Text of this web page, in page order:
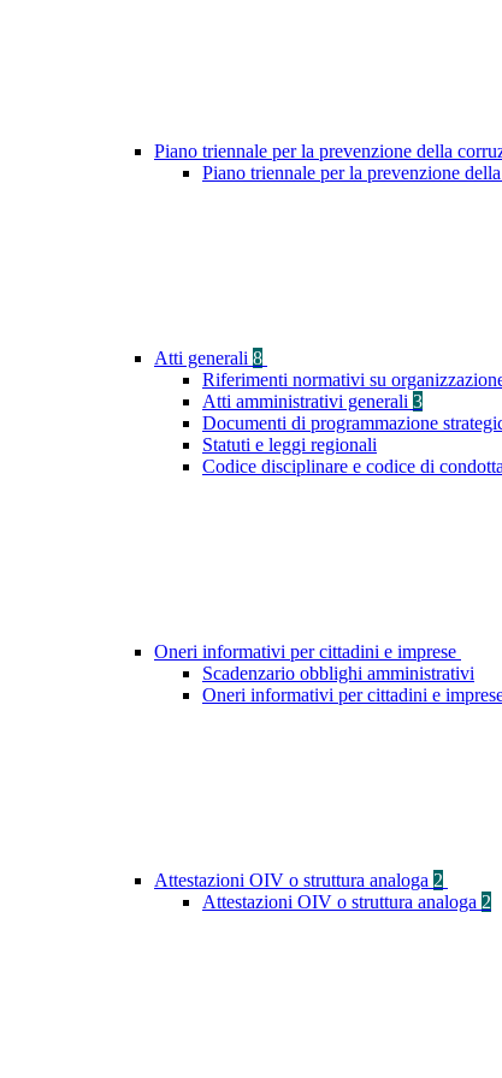
Piano triennale per la prevenzione della
Piano triennale per la prevenzione
Atti generali 8
Riferimenti normativi su
Atti amministrativi generali 3
Documenti di programmazione
Statuti e leggi regionali
Codice disciplinare e codice di condotta
Oneri informativi per cittadini e imprese
Scadenzario obblighi amministrativi
Oneri informativi per cittadini e
Attestazioni OIV o struttura analoga 2
Attestazioni OIV o struttura analoga 2